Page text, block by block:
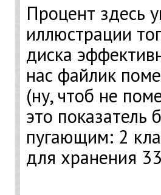
Процент здесь
иллюстрации
диска
нас файлик
(ну, чтоб не
это
пугающим: 2
для хранения